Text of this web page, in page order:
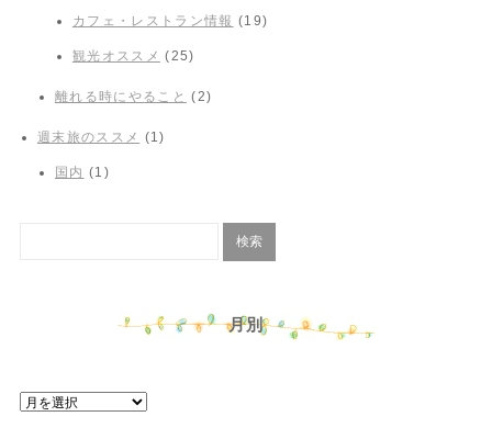
カフェ・レストラン情報 (19)
観光オススメ (25)
離れる時にやること (2)
週末旅のススメ (1)
国内 (1)
月別